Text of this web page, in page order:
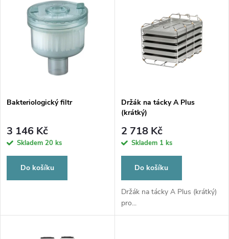
p
r
o
d
u
Nejprodávanější
Abecedně
s
p
r
o
u
Bakteriologický filtr
3 146 Kč
Skladem 20 ks
Do košíku
Držák na tácky A Plus
(krátký)
2 718 Kč
Skladem 1 ks
Do košíku
Držák na tácky A Plus (krátký)
pro...